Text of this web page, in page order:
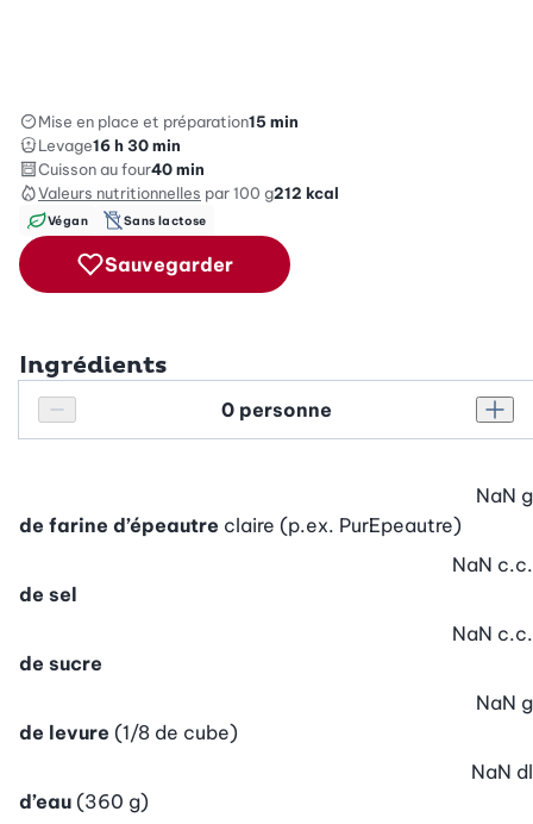
Mise en place et préparation15 min
Levage16 h 30 min
Cuisson au four40 min
Valeurs nutritionnelles par 100 g212 kcal
Végan Sans lactose
Sauvegarder
Ingrédients
Réduire le nombre de personnes
Personnes
de farine d’épeautre claire (p.ex. PurEpeautre)
NaN g
de sel
NaN c.c.
de sucre
NaN c.c.
de levure (1/8 de cube)
NaN g
d’eau (360 g)
NaN dl